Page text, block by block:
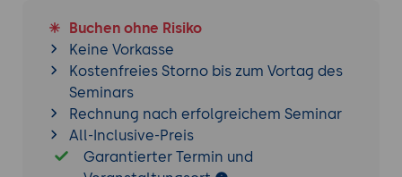
Buchen ohne Risiko
Keine Vorkasse
Kostenfreies Storno bis zum Vortag des
Seminars
Rechnung nach erfolgreichem Seminar
All-Inclusive-Preis
Garantierter Termin und